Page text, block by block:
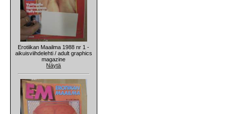
Erotiikan Maailma 1988 nr 1 -
aikuisviihdelehti / adult graphics
magazine
Näytä